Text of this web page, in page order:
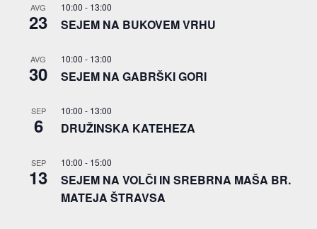
AVG
23
10:00 - 13:00
SEJEM NA BUKOVEM VRHU
AVG
30
10:00 - 13:00
SEJEM NA GABRŠKI GORI
SEP
6
10:00 - 13:00
DRUŽINSKA KATEHEZA
SEP
13
10:00 - 15:00
SEJEM NA VOLČI IN SREBRNA MAŠA BR.
MATEJA ŠTRAVSA